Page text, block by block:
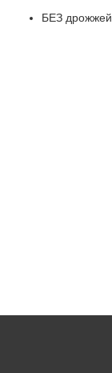
БЕЗ дрожжей